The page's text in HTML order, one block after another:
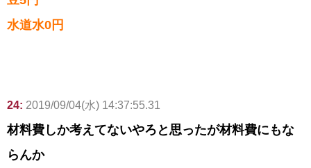
水道水0円
24: 2019/09/04(水) 14:37:55.31
材料費しか考えてないやろと思ったが材料費にもな
らんか